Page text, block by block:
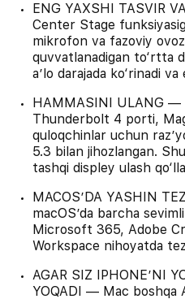
ENG YAXSHI TASVIR
Center Stage
mikrofon va fazoviy
quvvatlanadigan to‘rtta
aʼlo darajada ko‘rinadi va
HAMMASINI ULANG —
Thunderbolt 4 porti,
quloqchinlar uchun
5.3 bilan jihozlangan.
tashqi displey ulash
MACOSʼDA YASHIN
macOSʼda barcha
Microsoft 365, Adobe
Workspace nihoyatda
AGAR SIZ IPHONEʼNI
YOQADI — Mac boshqa